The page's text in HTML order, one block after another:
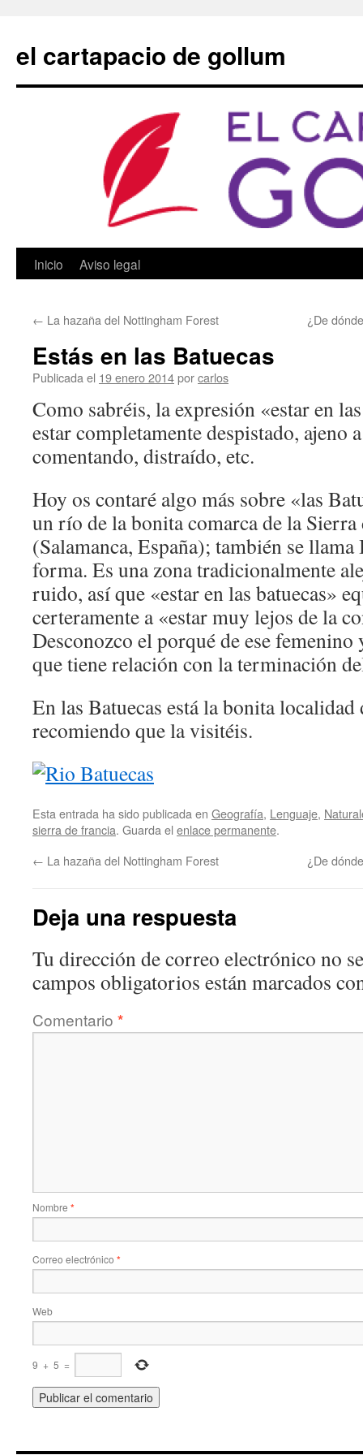
contenido
el cartapacio de gollum
Inicio Aviso legal
← La hazaña del Nottingham Forest ¿De
Estás en las Batuecas
Publicada el 19 enero 2014porcarlos
Como sabréis, la expresión «estar en
estar completamente despistado, ajeno
comentando, distraído, etc.
Hoy os contaré algo más sobre «las
un río de la bonita comarca de la Sierra
(Salamanca, España); también se llama
forma. Es una zona tradicionalmente
ruido, así que «estar en las batuecas»
certeramente a «estar muy lejos de la
Desconozco el porqué de ese
que tiene relación con la terminación
En las Batuecas está la bonita
recomiendo que la visitéis.
Esta entrada ha sido publicada en Geografía, Lenguaje,
sierra de francia. Guarda el enlace permanente.
← La hazaña del Nottingham Forest ¿De
Deja una respuesta
Tu dirección de correo electrónico no
campos obligatorios están marcados
Comentario *
Nombre *
Correo electrónico *
Web
9 + 5 =